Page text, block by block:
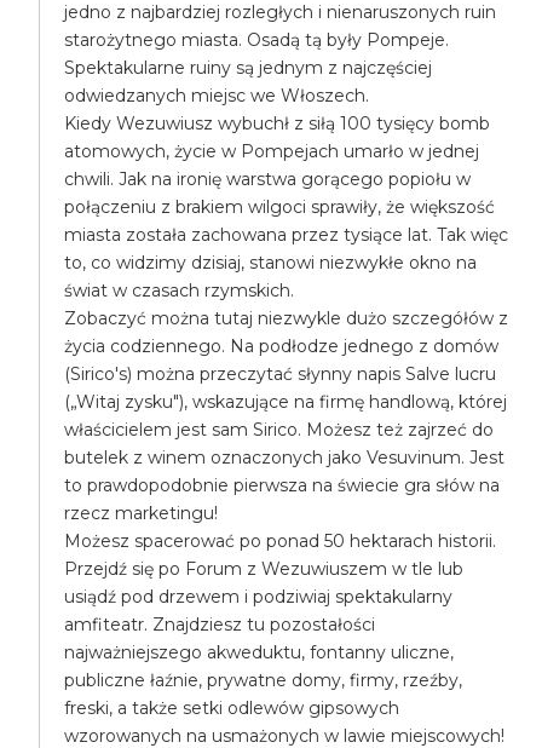
jedno z najbardziej rozległych i nienaruszonych ruin
starożytnego miasta. Osadą tą były Pompeje.
Spektakularne ruiny są jednym z najczęściej
odwiedzanych miejsc we Włoszech.
Kiedy Wezuwiusz wybuchł z siłą 100 tysięcy bomb
atomowych, życie w Pompejach umarło w jednej
chwili. Jak na ironię warstwa gorącego popiołu w
połączeniu z brakiem wilgoci sprawiły, że większość
miasta została zachowana przez tysiące lat. Tak więc
to, co widzimy dzisiaj, stanowi niezwykłe okno na
świat w czasach rzymskich.
Zobaczyć można tutaj niezwykle dużo szczegółów z
życia codziennego. Na podłodze jednego z domów
(Sirico's) można przeczytać słynny napis Salve lucru
(„Witaj zysku"), wskazujące na firmę handlową, której
właścicielem jest sam Sirico. Możesz też zajrzeć do
butelek z winem oznaczonych jako Vesuvinum. Jest
to prawdopodobnie pierwsza na świecie gra słów na
rzecz marketingu!
Możesz spacerować po ponad 50 hektarach historii.
Przejdź się po Forum z Wezuwiuszem w tle lub
usiądź pod drzewem i podziwiaj spektakularny
amfiteatr. Znajdziesz tu pozostałości
najważniejszego akweduktu, fontanny uliczne,
publiczne łaźnie, prywatne domy, firmy, rzeźby,
freski, a także setki odlewów gipsowych
wzorowanych na usmażonych w lawie miejscowych!